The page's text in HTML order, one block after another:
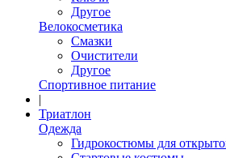
Другое
Велокосметика
Смазки
Очистители
Другое
Спортивное питание
|
Триатлон
Одежда
Гидрокостюмы для